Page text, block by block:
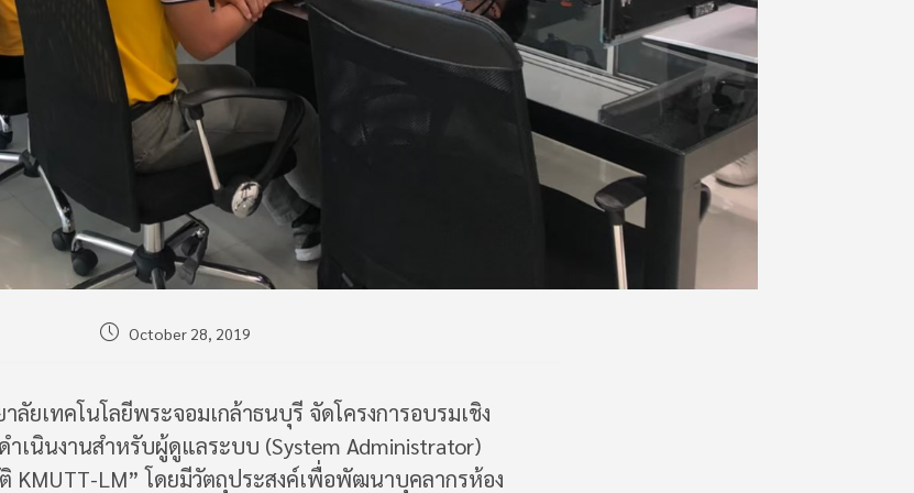
PostOctober 28, 2019
ยเทคโนโลยีพระจอมเกล้าธนบุรี จัดโครงการอบรมเชิง
ำเนินงานสำหรับผู้ดูแลระบบ (System Administrator)
KMUTT-LM” โดยมีวัตถุประสงค์เพื่อพัฒนาบุคลากรห้อง